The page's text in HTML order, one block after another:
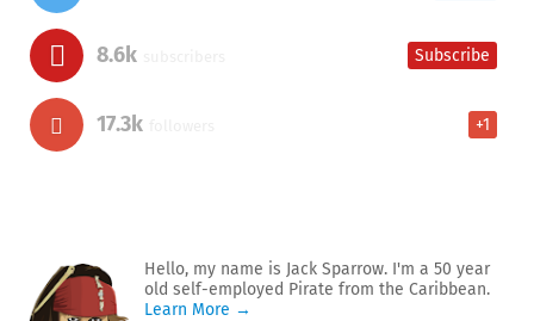
8.6k Subscribe
17.3k +1
Hello, my name is Jack Sparrow. I'm a 50 year
old self-employed Pirate from the Caribbean.
Learn More →